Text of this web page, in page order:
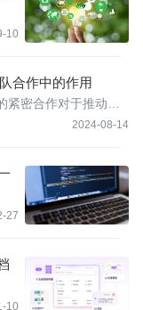
10
合作中的作用
2024-08-14
密合作对于推动创
强大的数据监控和分
27
10